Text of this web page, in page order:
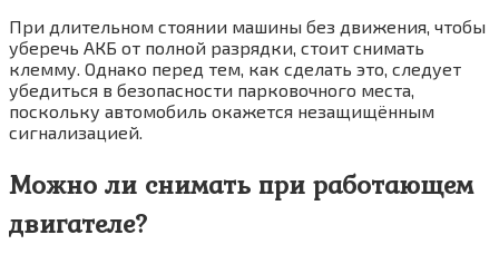
При длительном стоянии машины без движения, чтобы
уберечь АКБ от полной разрядки, стоит снимать
клемму. Однако перед тем, как сделать это, следует
убедиться в безопасности парковочного места,
поскольку автомобиль окажется незащищённым
сигнализацией.
Можно ли снимать при работающем
двигателе?